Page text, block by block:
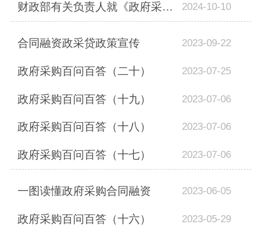
财政部有关负责人就《政府采购领域 “整顿市场秩序、建设法规体系、促进产业发展”... 2024-10-10
合同融资政采贷政策宣传 2023-09-22
政府采购百问百答（二十） 2023-07-25
政府采购百问百答（十九） 2023-07-06
政府采购百问百答（十八） 2023-07-06
政府采购百问百答（十七） 2023-07-06
一图读懂政府采购合同融资 2023-06-05
政府采购百问百答（十六） 2023-05-29